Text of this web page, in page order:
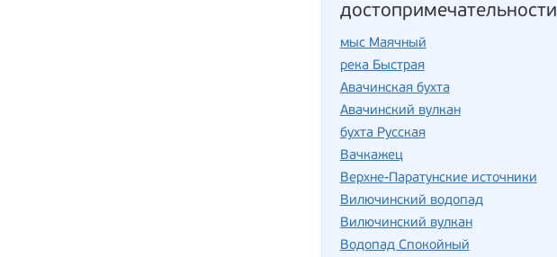
достопримечательности
мыс Маячный
река Быстрая
Авачинская бухта
Авачинский вулкан
бухта Русская
Вачкажец
Верхне-Паратунские источники
Вилючинский водопад
Вилючинский вулкан
Водопад Спокойный